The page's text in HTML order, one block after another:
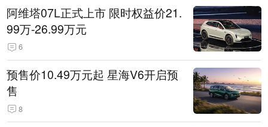
阿维塔07L正式上市 限时权益价21.
99万-26.99万元
6
预售价10.49万元起 星海V6开启预
售
8